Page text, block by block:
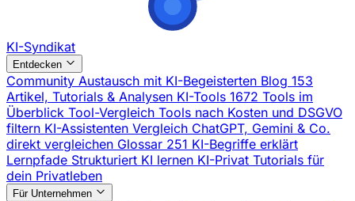
KI-Syndikat
Entdecken
Community Austausch mit KI-Begeisterten Blog 153
Artikel, Tutorials & Analysen KI-Tools 1672 Tools im
Überblick Tool-Vergleich Tools nach Kosten und DSGVO
filtern KI-Assistenten Vergleich ChatGPT, Gemini & Co.
direkt vergleichen Glossar 251 KI-Begriffe erklärt
Lernpfade Strukturiert KI lernen KI-Privat Tutorials für
dein Privatleben
Für Unternehmen